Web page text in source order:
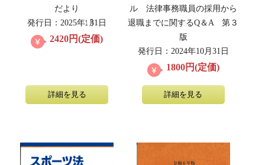
だより
発行日：2025年㋀31日
2420円(定価)
詳細を見る
ル 法律事務職員の採用から
退職までに関するQ＆A 第３
版
発行日：2024年10月31日
1800円(定価)
詳細を見る